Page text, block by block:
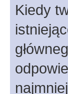
Kiedy